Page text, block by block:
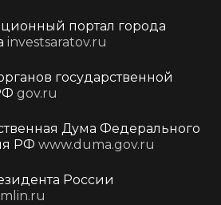
портал города
investsaratov.ru
государственной
gov.ru
Дума Федерального
РФ www.duma.gov.ru
России